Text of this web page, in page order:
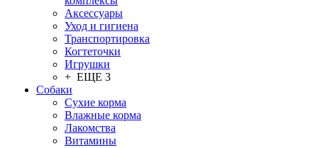
Аксессуары
Уход и гигиена
Транспортировка
Когтеточки
Игрушки
+ ЕЩЕ 3
Собаки
Сухие корма
Влажные корма
Лакомства
Витамины